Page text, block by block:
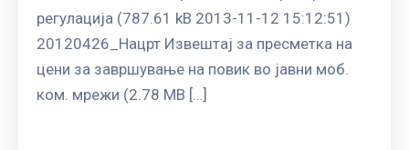
регулација (787.61 kB 2013-11-12 15:12:51)
20120426_Нацрт Извештај за пресметка на
цени за завршување на повик во јавни моб.
ком. мрежи (2.78 MB […]